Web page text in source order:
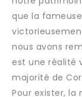
que la
nous avons
est une réalité
majorité de
Pour exister, la